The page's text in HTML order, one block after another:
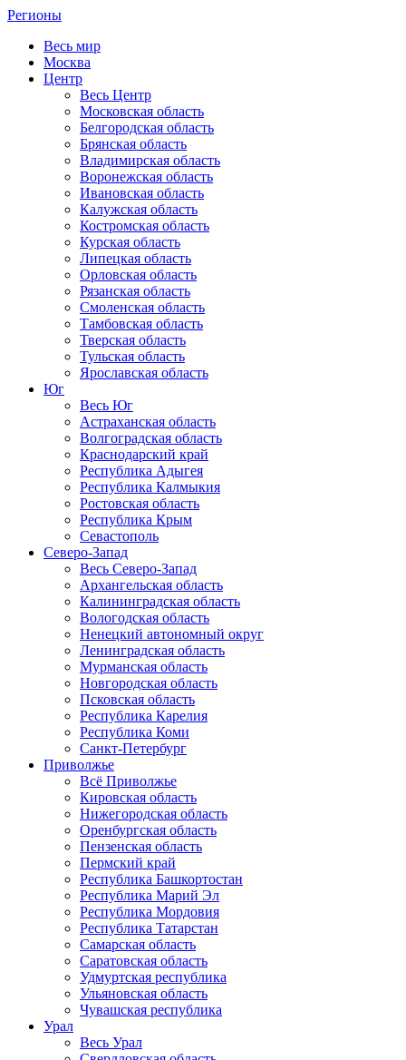
Регионы
Весь мир
Москва
Центр
Весь Центр
Московская область
Белгородская область
Брянская область
Владимирская область
Воронежская область
Ивановская область
Калужская область
Костромская область
Курская область
Липецкая область
Орловская область
Рязанская область
Смоленская область
Тамбовская область
Тверская область
Тульская область
Ярославская область
Юг
Весь Юг
Астраханская область
Волгоградская область
Краснодарский край
Республика Адыгея
Республика Калмыкия
Ростовская область
Республика Крым
Севастополь
Северо-Запад
Весь Северо-Запад
Архангельская область
Калининградская область
Вологодская область
Ненецкий автономный округ
Ленинградская область
Мурманская область
Новгородская область
Псковская область
Республика Карелия
Республика Коми
Санкт-Петербург
Приволжье
Всё Приволжье
Кировская область
Нижегородская область
Оренбургская область
Пензенская область
Пермский край
Республика Башкортостан
Республика Марий Эл
Республика Мордовия
Республика Татарстан
Самарская область
Саратовская область
Удмуртская республика
Ульяновская область
Чувашская республика
Урал
Весь Урал